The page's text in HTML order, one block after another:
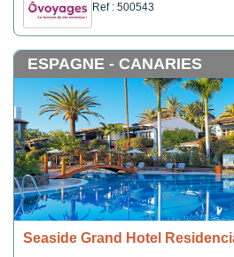
Ref : 500543
ESPAGNE - CANARIES
Seaside Grand Hotel